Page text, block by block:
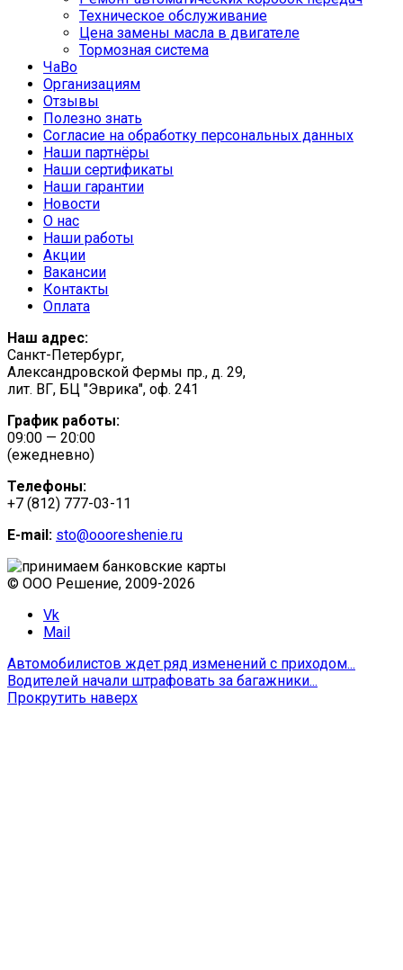
Техническое обслуживание
Цена замены масла в двигателе
Тормозная система
ЧаВо
Организациям
Отзывы
Полезно знать
Согласие на обработку персональных данных
Наши партнёры
Наши сертификаты
Наши гарантии
Новости
О нас
Наши работы
Акции
Вакансии
Контакты
Оплата
Наш адрес:
Санкт-Петербург,
Александровской Фермы пр., д. 29,
лит. ВГ, БЦ "Эврика", оф. 241
График работы:
09:00 — 20:00
(ежедневно)
Телефоны:
+7 (812) 777-03-11
E-mail: sto@oooreshenie.ru
© ООО Решение, 2009-2026
Vk
Mail
Автомобилистов ждет ряд изменений с приходом...
Водителей начали штрафовать за багажники...
Прокрутить наверх